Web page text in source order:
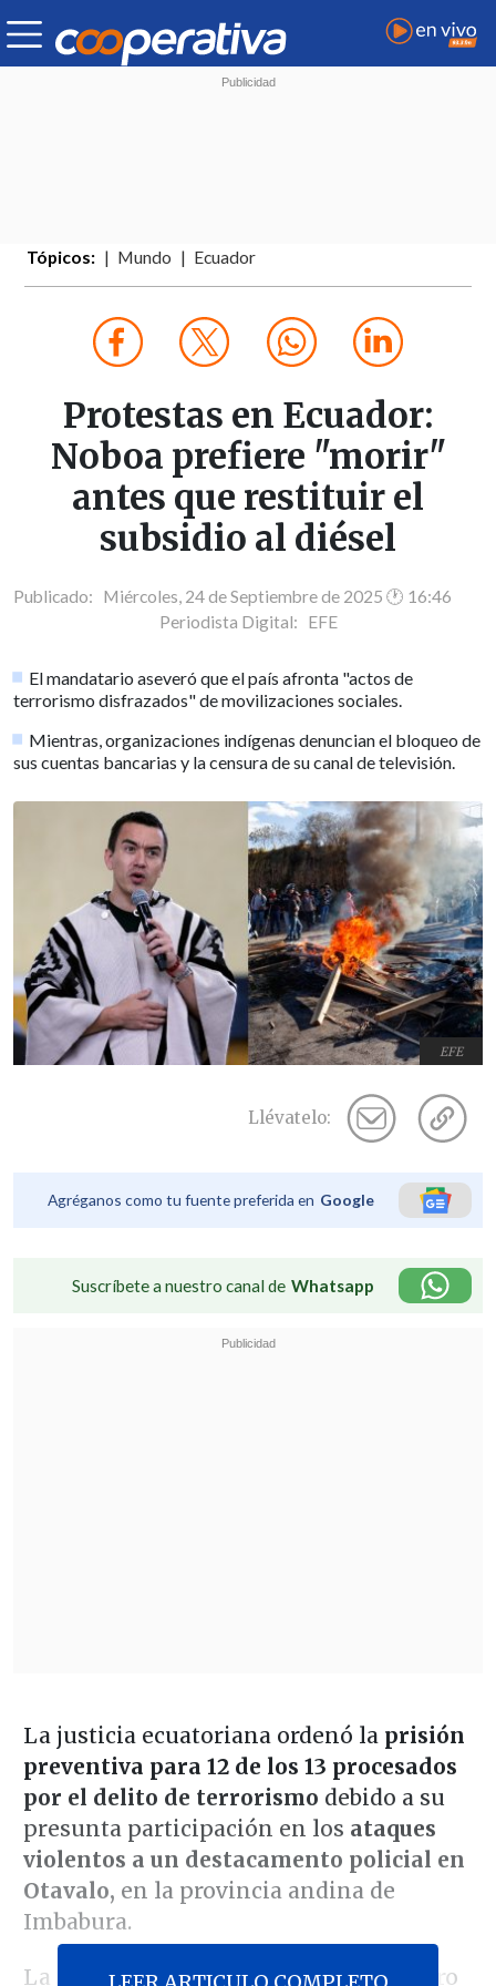
Tópicos: Mundo Ecuador
Protestas en Ecuador:
Noboa prefiere "morir"
antes que restituir el
subsidio al diésel
Publicado: Miércoles, 24 de Septiembre de 2025 🕐 16:46
Periodista Digital: EFE
El mandatario aseveró que el país afronta "actos de
terrorismo disfrazados" de movilizaciones sociales.
Mientras, organizaciones indígenas denuncian el bloqueo de
sus cuentas bancarias y la censura de su canal de televisión.
EFE
Llévatelo:
Agréganos como tu fuente preferida en Google
Suscríbete a nuestro canal de Whatsapp
La justicia ecuatoriana ordenó la prisión
preventiva para 12 de los 13 procesados
por el delito de terrorismo debido a su
presunta participación en los ataques
violentos a un destacamento policial en
Otavalo, en la provincia andina de
Imbabura.
La localidad se convirtió en el epicentro